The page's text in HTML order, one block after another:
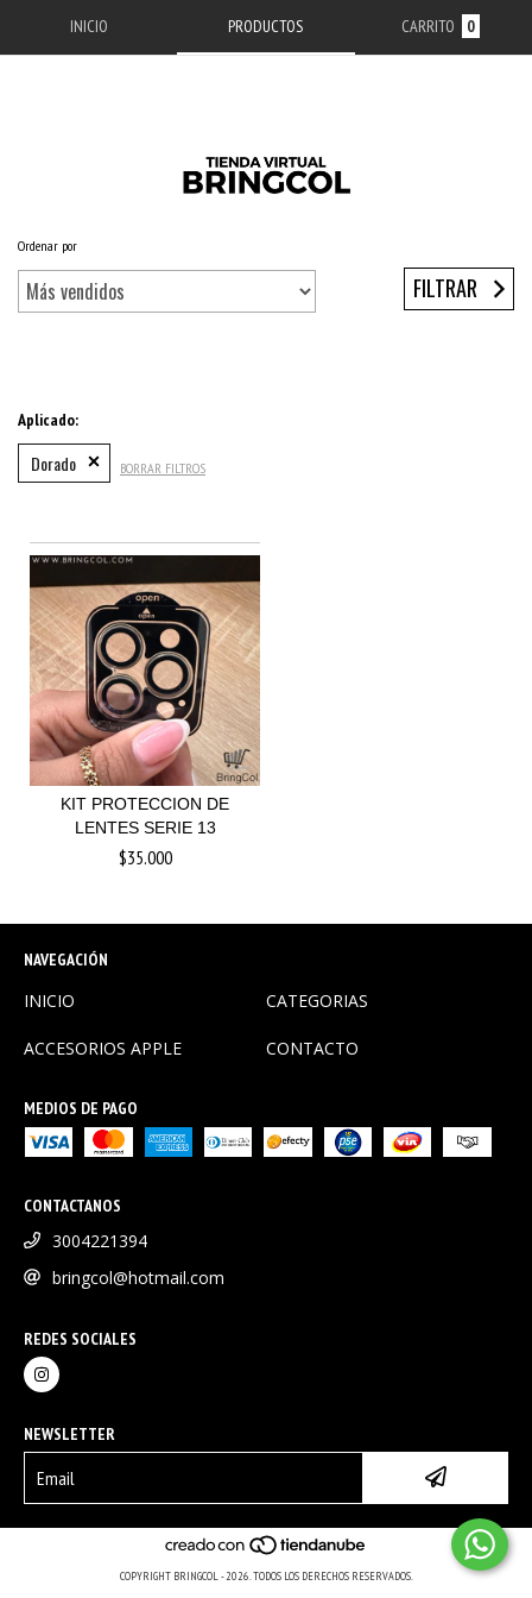
INICIO PRODUCTOS CARRITO 0
Inicio / ACCESORIOS APPLE
Ordenar por
FILTRAR
Aplicado:
Dorado BORRAR FILTROS
KIT PROTECCION DE
LENTES SERIE 13
$35.000
NAVEGACIÓN
INICIO CATEGORIAS
ACCESORIOS APPLE CONTACTO
MEDIOS DE PAGO
CONTACTANOS
3004221394
bringcol@hotmail.com
REDES SOCIALES
NEWSLETTER
COPYRIGHT BRINGCOL - 2026. TODOS LOS DERECHOS RESERVADOS.